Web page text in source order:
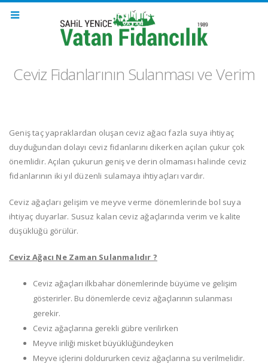
Ceviz Fidanlarının Sulanması ve Verim
Geniş taç yapraklardan oluşan ceviz ağacı fazla suya ihtiyaç
duyduğundan dolayı ceviz fidanlarını dikerken açılan çukur çok
önemlidir. Açılan çukurun geniş ve derin olmaması halinde ceviz
fidanlarının iki yıl düzenli sulamaya ihtiyaçları vardır.
Ceviz ağaçları gelişim ve meyve verme dönemlerinde bol suya
ihtiyaç duyarlar. Susuz kalan ceviz ağaçlarında verim ve kalite
düşüklüğü görülür.
Ceviz Ağacı Ne Zaman Sulanmalıdır ?
Ceviz ağaçları ilkbahar dönemlerinde büyüme ve gelişim
gösterirler. Bu dönemlerde ceviz ağaçlarının sulanması
gerekir.
Ceviz ağaçlarına gerekli gübre verilirken
Meyve iriliği misket büyüklüğündeyken
Meyve içlerini doldururken ceviz ağaçlarına su verilmelidir.